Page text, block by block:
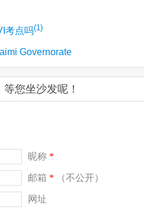
考点吗(1)
Governorate
您坐沙发呢！
昵称 *
邮箱 * （不公开）
网址